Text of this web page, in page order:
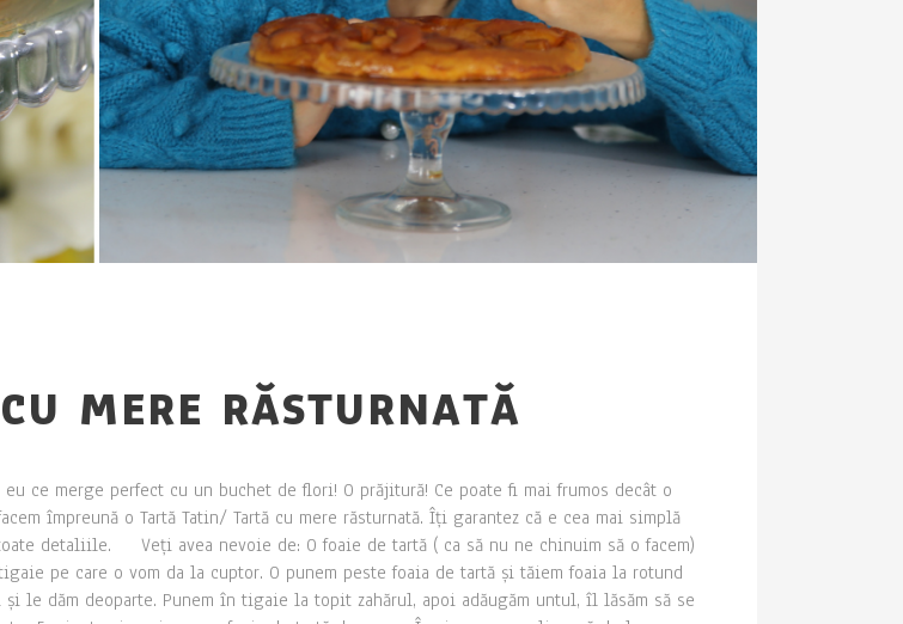
MERE RĂSTURNATĂ
ce merge perfect cu un buchet de flori! O prăjitură! Ce poate fi mai frumos decât o
împreună o Tartă Tatin/ Tartă cu mere răsturnată. Îți garantez că e cea mai simplă
detaliile. Veți avea nevoie de: O foaie de tartă ( ca să nu ne chinuim să o facem)
pe care o vom da la cuptor. O punem peste foaia de tartă și tăiem foaia la rotund
dăm deoparte. Punem în tigaie la topit zahărul, apoi adăugăm untul, îl lăsăm să se